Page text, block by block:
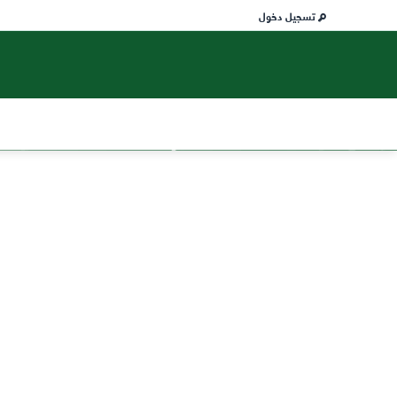
تسجيل دخول